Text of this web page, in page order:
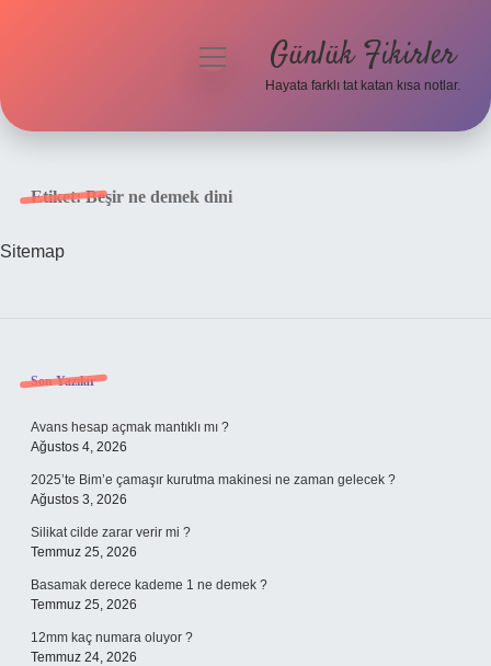
menüyü
Günlük Fikirler
Hayata farklı tat katan kısa notlar.
Etiket:Beşir ne demek dini
Sitemap
Sidebar
Son Yazılar
Avans hesap açmak mantıklı mı ?
Ağustos 4, 2026
2025’te Bim’e çamaşır kurutma makinesi ne zaman gelecek ?
Ağustos 3, 2026
Silikat cilde zarar verir mi ?
Temmuz 25, 2026
Basamak derece kademe 1 ne demek ?
Temmuz 25, 2026
12mm kaç numara oluyor ?
Temmuz 24, 2026